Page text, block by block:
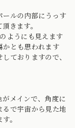
ルの内部にうっす
きます。
ようにも見えます
かとも思われます
ておりますので、
メインで、角度に
るで宇宙から見た地
。